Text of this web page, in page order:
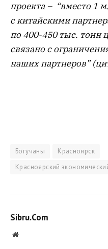
проекта – “вместо 1
с китайскими
по 400-450 тыс. тонн
связано с
наших партнеров”
Богучаны
Красноярск
Красноярский
Sibru.Com
Website